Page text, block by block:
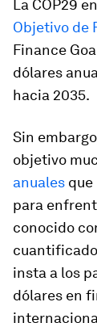
La COP29
Objetivo de
Finance
dólares
hacia 2035.
Sin
objetivo
anuales que
para
conocido
cuantificado
insta a los
dólares en